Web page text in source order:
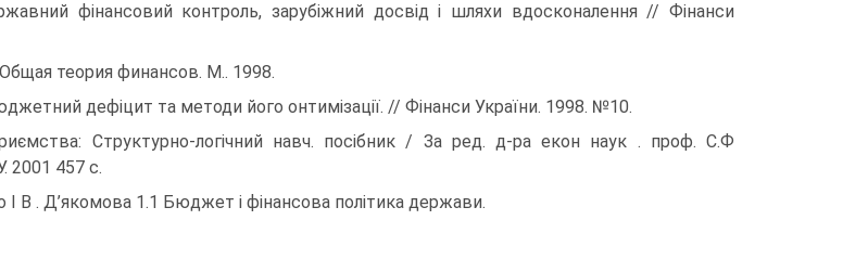
фінансовий контроль, зарубіжний досвід і шляхи вдосконалення // Фінанси
теория финансов. М.. 1998.
дефіцит та методи його онтимізації. // Фінанси України. 1998. №10.
Структурно-логічний навч. посібник / За ред. д-ра екон наук . проф. С.Ф
2001 457 с.
І В . Д’якомова 1.1 Бюджет і фінансова політика держави.